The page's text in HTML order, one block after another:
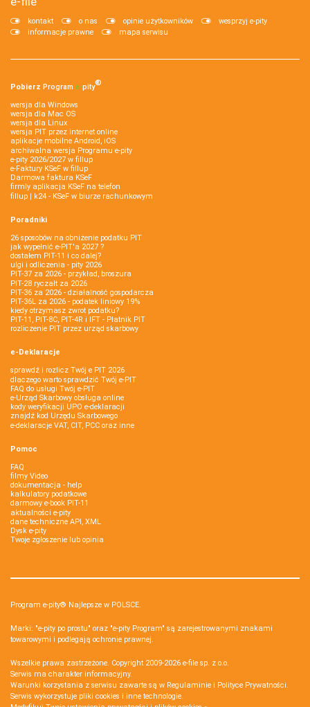
kontakt o nas opinie użytkowników
wesprzyj e-pity
informacje prawne
mapa serwisu
Pobierz Program e‑pity®
wersja dla Windows
wersja dla Mac OS
wersja dla Linux
wersja PIT przez internet online
aplikacje mobilne Android, iOS
archiwalna wersja Programu e-pity
e-pity 2026/2027 w fillup
e‑Faktury KSeF w fillup
Darmowa faktura KSeF
firmly aplikacja KSeF na telefon
fillup | k24 - KSeF w biurze rachunkowym
Poradniki
26 sposobów na obniżenie podatku PIT
jak wypełnić e-PIT'a 2027 ?
dostałem PIT-11 i co dalej?
ulgi i odliczenia - pity 2026
PIT-37 za 2026 - przykład, broszura
PIT-28 ryczałt za 2026
PIT-36 za 2026 - działalność gospodarcza
PIT-36L za 2026 - podatek liniowy 19%
kiedy otrzymasz zwrot podatku?
PIT-11, PIT-8C, PIT-4R i IFT - Płatnik PIT
rozliczenie PIT przez urząd skarbowy
e-Deklaracje
sprawdź i rozlicz Twój e PIT 2026
dlaczego warto sprawdzić Twój e-PIT
FAQ do usługi Twój e-PIT
e-Urząd Skarbowy obsługa online
kody weryfikacji UPO e-deklaracji
znajdź kod Urzędu Skarbowego
e-deklaracje VAT, CIT, PCC oraz inne
Pomoc
FAQ
filmy Video
dokumentacja - help
kalkulatory podatkowe
darmowy e-book PIT-11
aktualności e-pity
dane techniczne API, XML
Dysk e-pity
Twoje zgłoszenie lub opinia
Program e-pity® Najlepsze w POLSCE.
Marki: "e-pity po prostu" oraz "e-pity Program" są zarejestrowanymi znakami
towarowymi i podlegają ochronie prawnej.
Wszelkie prawa zastrzeżone. Copyright 2009-2026 e-file sp. z o.o.
Serwis ma charakter informacyjny.
Warunki korzystania z serwisu zawarte są w Regulaminie i Polityce Prywatności.
Serwis wykorzystuje pliki cookies i inne technologie.